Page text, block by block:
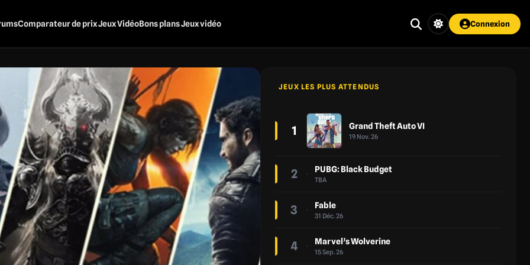
Comparateur de prix Jeux VidéoBons plans Jeux vidéo Connexion
JEUX LES PLUS ATTENDUS
1 Grand Theft Auto VI
19 Nov. 26
2 PUBG: Black Budget
TBA
3 Fable
31 Déc. 26
4 Marvel’s Wolverine
15 Sep. 26